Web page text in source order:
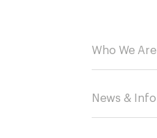
Who We Are
News & Info